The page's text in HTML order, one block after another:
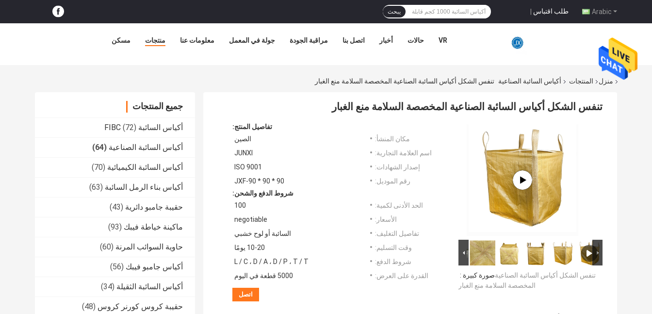
Arabic طلب اقتباس | يبحث
مسكن منتجات معلومات عنا جولة في المعمل مراقبة الجودة اتصل بنا أخبار حالات VR
منزل المنتجات أكياس السائبة الصناعية تنفس الشكل أكياس السائبة الصناعية المخصصة السلامة منع الغبار
جميع المنتجات
أكياس السائبة FIBC (72)
أكياس السائبة الصناعية (64)
أكياس السائبة الكيميائية (70)
أكياس بناء الرمل السائبة (63)
حقيبة جامبو دائرية (43)
ماكينة خياطة فيبك (93)
حاوية السوائب المرنة (60)
أكياس جامبو فيبك (56)
أكياس السائبة الثقيلة (34)
حقيبة كروس كورنر كروس (48)
تنفس الشكل أكياس السائبة الصناعية المخصصة السلامة منع الغبار
صورة كبيرة :تنفس الشكل أكياس السائبة الصناعية
المخصصة السلامة منع الغبار
تفاصيل المنتج:
مكان المنشأ:
الصين
اسم العلامة التجارية:
JUNXI
إصدار الشهادات:
ISO 9001
رقم الموديل:
JXF-90 * 90 * 90
شروط الدفع والشحن:
الحد الأدنى لكمية:
100
الأسعار:
negotiable
تفاصيل التغليف:
السائبة أو لوح خشبي
وقت التسليم:
10-20 يومًا
شروط الدفع:
L / C ، D / A ، D / P ، T / T
القدرة على العرض:
5000 قطعة في اليوم
اتصل